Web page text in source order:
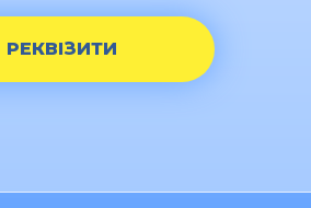
РЕКВІЗИТИ